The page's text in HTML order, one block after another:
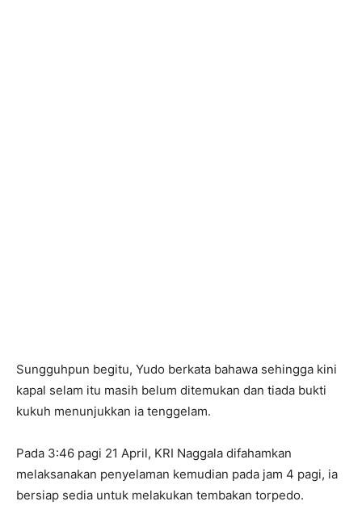
Sungguhpun begitu, Yudo berkata bahawa sehingga kini
kapal selam itu masih belum ditemukan dan tiada bukti
kukuh menunjukkan ia tenggelam.
Pada 3:46 pagi 21 April, KRI Naggala difahamkan
melaksanakan penyelaman kemudian pada jam 4 pagi, ia
bersiap sedia untuk melakukan tembakan torpedo.